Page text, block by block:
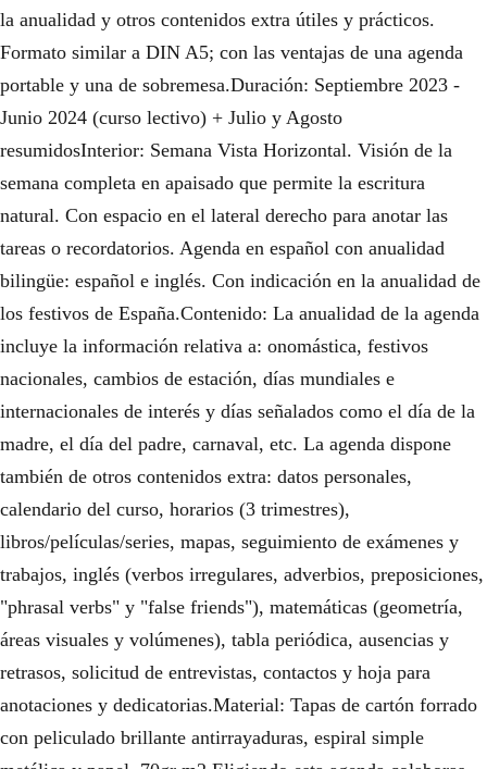
la anualidad y otros contenidos extra útiles y prácticos.
Formato similar a DIN A5; con las ventajas de una agenda
portable y una de sobremesa.Duración: Septiembre 2023 -
Junio 2024 (curso lectivo) + Julio y Agosto
resumidosInterior: Semana Vista Horizontal. Visión de la
semana completa en apaisado que permite la escritura
natural. Con espacio en el lateral derecho para anotar las
tareas o recordatorios. Agenda en español con anualidad
bilingüe: español e inglés. Con indicación en la anualidad de
los festivos de España.Contenido: La anualidad de la agenda
incluye la información relativa a: onomástica, festivos
nacionales, cambios de estación, días mundiales e
internacionales de interés y días señalados como el día de la
madre, el día del padre, carnaval, etc. La agenda dispone
también de otros contenidos extra: datos personales,
calendario del curso, horarios (3 trimestres),
libros/películas/series, mapas, seguimiento de exámenes y
trabajos, inglés (verbos irregulares, adverbios, preposiciones,
"phrasal verbs" y "false friends"), matemáticas (geometría,
áreas visuales y volúmenes), tabla periódica, ausencias y
retrasos, solicitud de entrevistas, contactos y hoja para
anotaciones y dedicatorias.Material: Tapas de cartón forrado
con peliculado brillante antirrayaduras, espiral simple